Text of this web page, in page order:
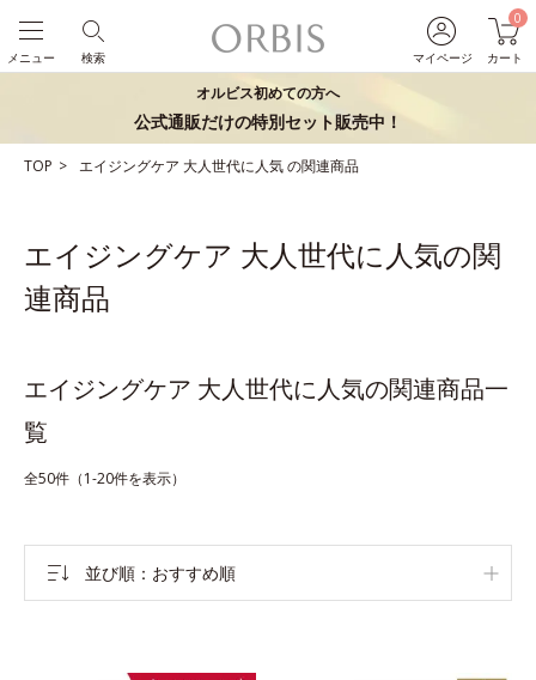
マイページ
0
カート
検索
メニュー
オルビス初めての方へ
公式通販だけの特別セット販売中！
TOP エイジングケア 大人世代に人気の関連商品
エイジングケア 大人世代に人気の関
連商品
エイジングケア 大人世代に人気の関連商品一
覧
全50件（1-20件を表示）
並び順 おすすめ順